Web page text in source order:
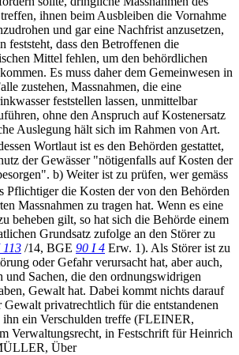
ihnen beim Ausbleiben die Vornahme
und gar eine Nachfrist anzusetzen,
feststeht, dass den Betroffenen die
Mittel fehlen, um den behördlichen
Es muss daher dem Gemeinwesen in
zustehen, Massnahmen, die eine
feststellen lassen, unmittelbar
ohne den Anspruch auf Kostenersatz
Auslegung hält sich im Rahmen von Art.
Wortlaut ist es den Behörden gestattet,
der Gewässer "nötigenfalls auf Kosten der
b) Weiter ist zu prüfen, wer gemäss
Pflichtiger die Kosten der von den Behörden
Massnahmen zu tragen hat. Wenn es eine
beheben gilt, so hat sich die Behörde einem
Grundsatz zufolge an den Störer zu
113 /14, BGE 90 I 4 Erw. 1). Als Störer ist zu
oder Gefahr verursacht hat, aber auch,
und Sachen, die den ordnungswidrigen
Gewalt hat. Dabei kommt nichts darauf
Gewalt privatrechtlich für die entstandenen
ihn ein Verschulden treffe (FLEINER,
Verwaltungsrecht, in Festschrift für Heinrich
Über